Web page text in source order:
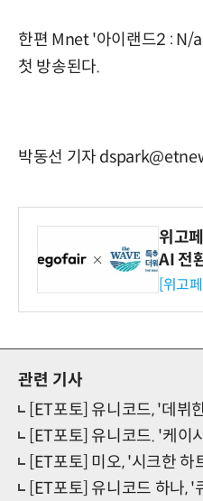
한편 Mnet '아이랜드2 : N/
첫 방송된다.
박동선 기자
위고
AI 전
시엄
[위고
관련 기사
[ET포토] 유니코드, '데뷔
[ET포토] 유니코드. '케이
[ET포토] 미오, '시크한 하
[ET포토] 유니코드 하나, '